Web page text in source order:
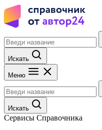
Искать
Меню
Искать
Сервисы Справочника